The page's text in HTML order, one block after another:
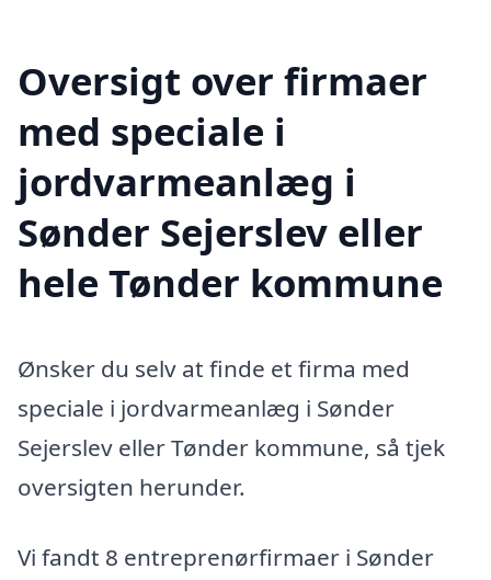
Oversigt over firmaer
med speciale i
jordvarmeanlæg i
Sønder Sejerslev eller
hele Tønder kommune
Ønsker du selv at finde et firma med
speciale i jordvarmeanlæg i Sønder
Sejerslev eller Tønder kommune, så tjek
oversigten herunder.
Vi fandt 8 entreprenørfirmaer i Sønder